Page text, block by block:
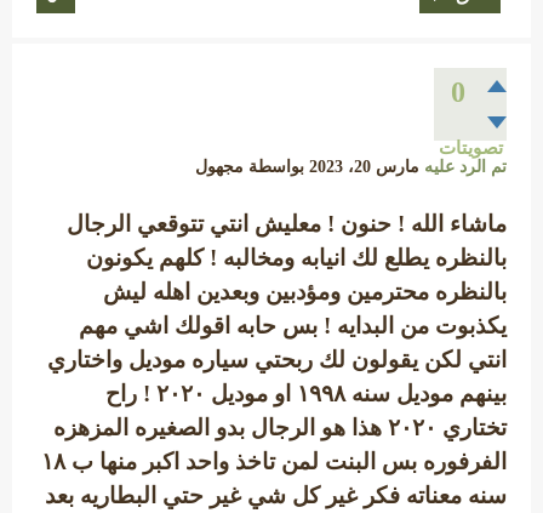
0
تصويتات
تم الرد عليه مارس 20، 2023 بواسطة مجهول
ماشاء الله ! حنون ! معليش انتي تتوقعي الرجال
بالنظره يطلع لك انيابه ومخالبه ! كلهم يكونون
بالنظره محترمين ومؤدبين وبعدين اهله ليش
يكذبوت من البدايه ! بس حابه اقولك اشي مهم
انتي لكن يقولون لك ربحتي سياره موديل واختاري
بينهم موديل سنه ١٩٩٨ او موديل ٢٠٢٠ ! راح
تختاري ٢٠٢٠ هذا هو الرجال بدو الصغيره المزهزه
الفرفوره بس البنت لمن تاخذ واحد اكبر منها ب ١٨
سنه معناته فكر غير كل شي غير حتي البطاريه بعد